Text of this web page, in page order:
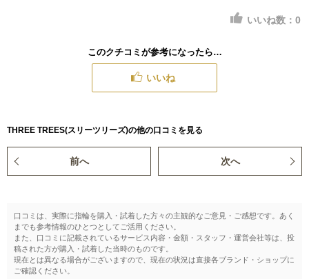
いいね数： 0
このクチコミが参考になったら…
いいね
THREE TREES(スリーツリーズ)の他の口コミを見る
前へ 次へ
口コミは、実際に指輪を購入・試着した方々の主観的なご意見・ご感想です。あく
までも参考情報のひとつとしてご活用ください。
また、口コミに記載されているサービス内容・金額・スタッフ・運営会社等は、投
稿された方が購入・試着した当時のものです。
現在とは異なる場合がございますので、現在の状況は直接各ブランド・ショップに
ご確認ください。